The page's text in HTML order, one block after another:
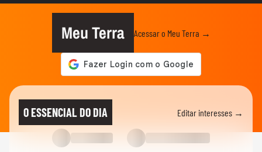
Alex Escobar passa por cirurgia para
retirada de tumor
Salah ganha festa surreal ao ser
apresentado à torcida do...
Hortência explica por que passou a usar
Meu Terra Acessar o Meu Terra →
O ESSENCIAL DO DIA Editar interesses →